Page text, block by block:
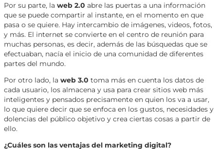
Por su parte, la web 2.0 abre las puertas a una información
que se puede compartir al instante, en el momento en que
pasa o se quiere. Hay intercambio de imágenes, videos, fotos,
y más. El internet se convierte en el centro de reunión para
muchas personas, es decir, además de las búsquedas que se
efectuaban, nacía el inicio de una comunidad de diferentes
partes del mundo.
Por otro lado, la web 3.0 toma más en cuenta los datos de
cada usuario, los almacena y usa para crear sitios web más
inteligentes y pensados precisamente en quien los va a usar,
lo que quiere decir que se enfoca en los gustos, necesidades y
dolencias del público objetivo y crea ciertas cosas a partir de
ello.
¿Cuáles son las ventajas del marketing digital?